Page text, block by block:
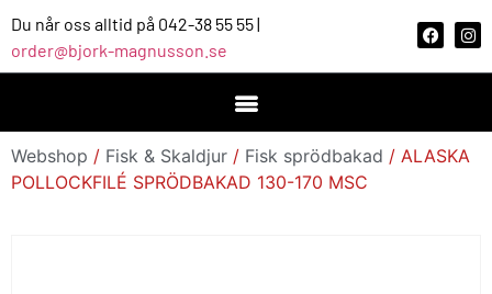
Du når oss alltid på 042-38 55 55 |
order@bjork-magnusson.se
Webshop / Fisk & Skaldjur / Fisk sprödbakad / ALASKA
POLLOCKFILÉ SPRÖDBAKAD 130-170 MSC